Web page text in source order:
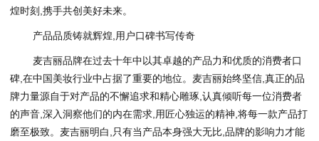
煌时刻,携手共创美好未来。
产品品质铸就辉煌,用户口碑书写传奇
麦吉丽品牌在过去十年中以其卓越的产品力和优质的消费者口
碑,在中国美妆行业中占据了重要的地位。麦吉丽始终坚信,真正的品
牌力量源自于对产品的不懈追求和精心雕琢,认真倾听每一位消费者
的声音,深入洞察他们的内在需求,用匠心独运的精神,将每一款产品打
磨至极致。麦吉丽明白,只有当产品本身强大无比,品牌的影响力才能